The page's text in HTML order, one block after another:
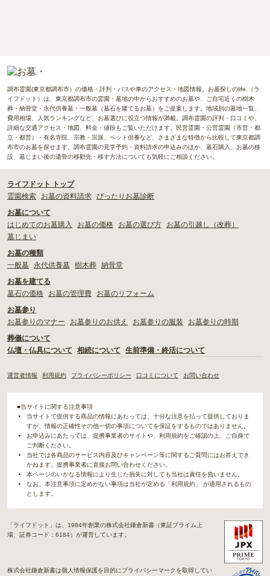
調布霊園(東京都調布市）の価格・評判・バスや車のアクセス・地図情報。お墓探しのlife.（ラ
イフドット）は、東京都調布市の霊園・墓地の中からおすすめのお墓や、ご自宅近くの樹木
葬・納骨堂・永代供養墓・一般墓（墓石を建てるお墓）をご提案します。地域別の墓地一覧、
費用相場、人気ランキングなど、お墓選びに役立つ情報が満載。調布霊園の評判・口コミや、
詳細な交通アクセス・地図、料金・値段もご覧いただけます。民営霊園・公営霊園（市営・都
立・都営）・有名寺院、宗教・宗派、ペット供養など、さまざまな特徴から比較して東京都調
布市のお墓を探せます。調布霊園の見学予約・資料請求の申込みのほか、墓石購入、お墓の移
設、墓じまい後の遺骨の移動先・移す方法についても気軽にご相談ください。
ライフドット トップ
霊園検索
お墓の資料請求 ぴったりお墓診断
お墓について
はじめてのお墓購入
お墓の価格 お墓の選び方
お墓の引越し（改葬）
墓じまい
お墓の種類
一般墓
永代供養墓 樹木葬 納骨堂
お墓を建てる
墓石の価格
お墓の管理費
お墓のリフォーム
お墓参り
お墓参りのマナー
お墓参りのお供え お墓参りの服装
お墓参りの時期
葬儀について
仏壇・仏具について
相続について 生前準備・終活について
運営者情報 利用規約 プライバシーポリシー 口コミについて お問い合わせ
■当サイトに関する注意事項
当サイトで提供する商品の情報にあたっては、十分な注意を払って提供しておりま
すが、情報の正確性その他一切の事項についてを保証をするものではありません。
お申込みにあたっては、提携事業者のサイトや、利用規約をご確認の上、ご自身で
ご判断ください。
当社では各商品のサービス内容及びキャンペーン等に関するご質問にはお答えでき
かねます。提携事業者に直接お問い合わせください。
本ページのいかなる情報により生じた損失に対しても当社は責任を負いません。
なお、本注意事項に定めがない事項は当社が定める「利用規約」 が適用されるもの
とします。
「ライフドット」は、1984年創業の株式会社鎌倉新書（東証プライム上
場、証券コード：6184）が運営しています。
株式会社鎌倉新書は個人情報保護を目的にプライバシーマークを取得してい